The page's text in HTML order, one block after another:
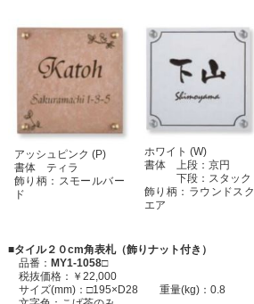
アッシュピンク (P)
書体 ティラ
飾り柄：スモールバー
ド
ホワイト (W)
書体 上段：京円
下段：スタック
飾り柄：ラウンドスク
エア
■タイル２０cm角表札（飾りナット付き）
品番： MY1-1058□
税抜価格：￥22,000
サイズ(mm)：□195×D28 重量(kg)：0.8